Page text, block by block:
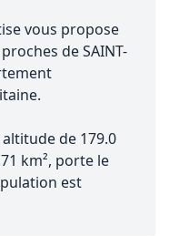
vous propose
de SAINT-
altitude de 179.0
km², porte le
est